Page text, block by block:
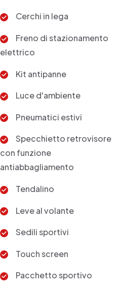
Cerchi in lega
Freno di stazionamento
elettrico
Kit antipanne
Luce d'ambiente
Pneumatici estivi
Specchietto retrovisore
con funzione
antiabbagliamento
Tendalino
Leve al volante
Sedili sportivi
Touch screen
Pacchetto sportivo